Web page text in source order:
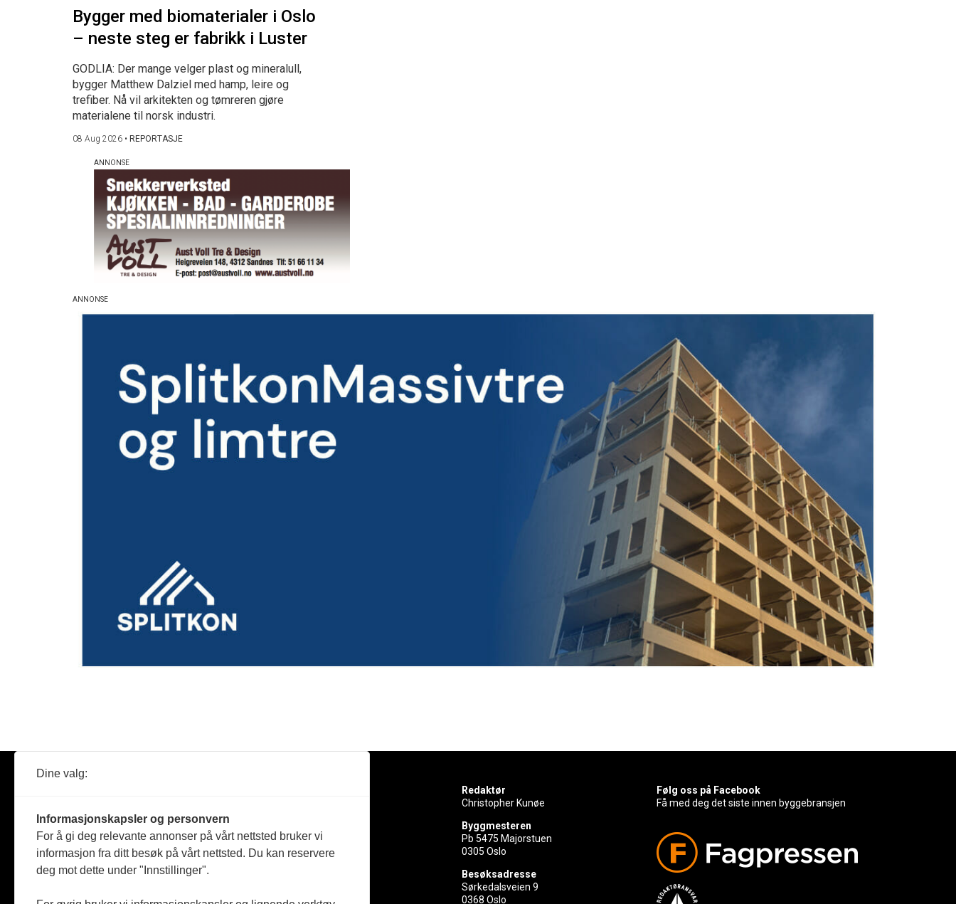
Bygger med biomaterialer i Oslo
– neste steg er fabrikk i Luster
GODLIA: Der mange velger plast og mineralull,
bygger Matthew Dalziel med hamp, leire og
trefiber. Nå vil arkitekten og tømreren gjøre
materialene til norsk industri.
08 Aug 2026 • REPORTASJE
Reportasje
Produkter
Jobbmarked
Redaktør
Christopher Kunøe
Byggmesteren
Pb 5475 Majorstuen
0305 Oslo
Besøksadresse
Sørkedalsveien 9
0368 Oslo
Følg oss på Facebook
Få med deg det siste innen byggebransjen
Dine valg:
Informasjonskapsler og personvern
For å gi deg relevante annonser på vårt nettsted bruker vi
informasjon fra ditt besøk på vårt nettsted. Du kan reservere
deg mot dette under "Innstillinger".